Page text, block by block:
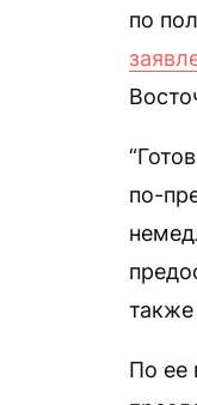
по
по-
По ее